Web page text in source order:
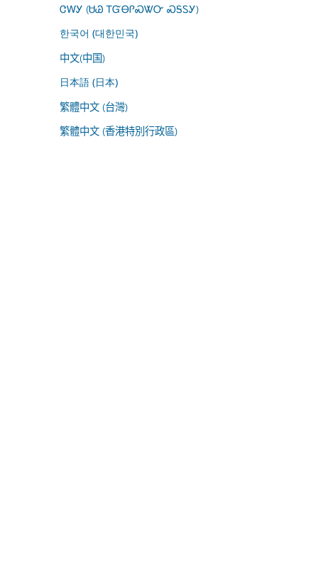
ᏣᎳᎩ (ᏌᏊ ᎢᏳᎾᎵᏍᏔᏅ ᏍᎦᏚᎩ)
한국어 (대한민국)
中文(中国)
日本語 (日本)
繁體中文 (台灣)
繁體中文 (香港特別行政區)